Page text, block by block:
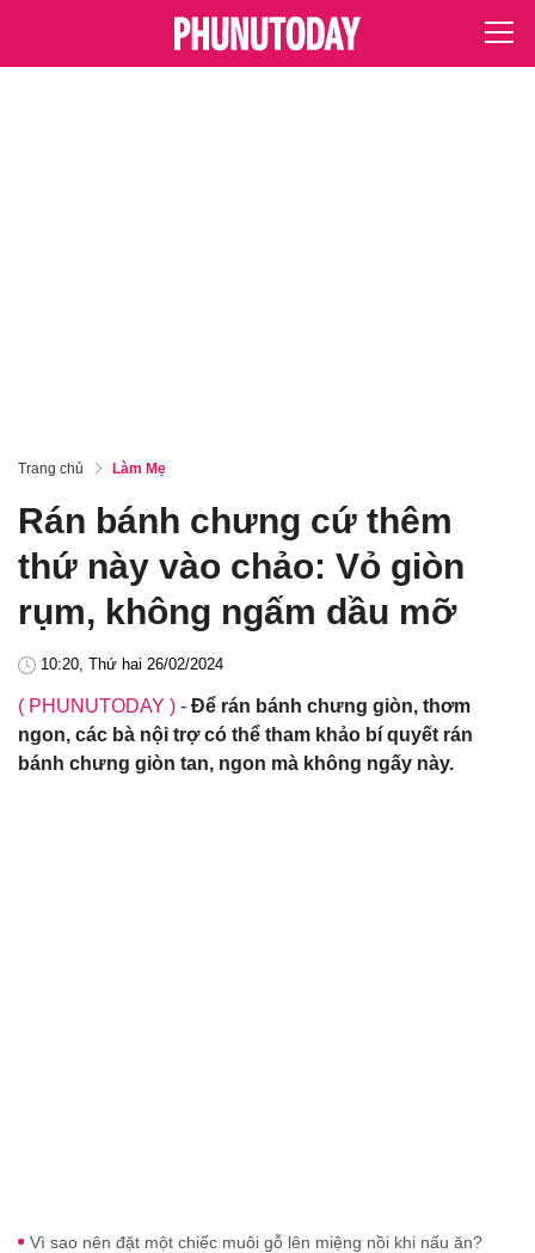
Trang chủ Làm Mẹ
Rán bánh chưng cứ thêm
thứ này vào chảo: Vỏ giòn
rụm, không ngấm dầu mỡ
10:20, Thứ hai 26/02/2024
( PHUNUTODAY ) - Để rán bánh chưng giòn, thơm
ngon, các bà nội trợ có thể tham khảo bí quyết rán
bánh chưng giòn tan, ngon mà không ngấy này.
Vì sao nên đặt một chiếc muôi gỗ lên miệng nồi khi nấu ăn?